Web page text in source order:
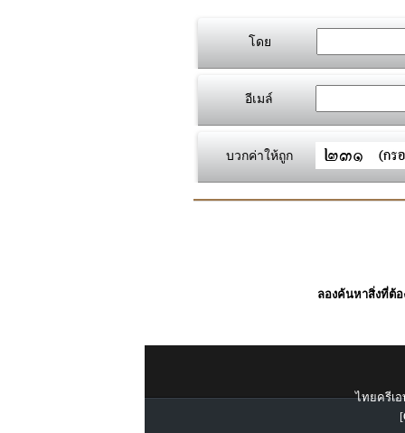
โดย
อีเมล์
บวกค่าให้ถูก
ลองค้นหาสิ่งที่ต้อ
ไทยครีเอ
[